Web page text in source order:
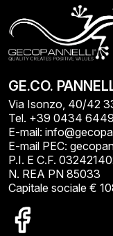
GE.CO.
Via Isonzo, 40/42
Tel. +39 0434
E-mail:
E-mail PEC:
P.I. E C.F.
N. REA PN 85033
Capitale sociale €